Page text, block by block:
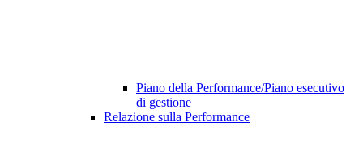
Piano della Performance/Piano esecutivo
di gestione
Relazione sulla Performance